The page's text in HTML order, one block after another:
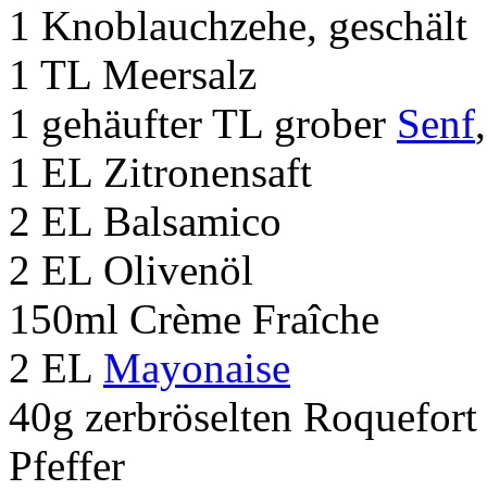
1 Knoblauchzehe, geschält
1 TL Meersalz
1 gehäufter TL grober Senf
1 EL Zitronensaft
2 EL Balsamico
2 EL Olivenöl
150ml Crème Fraîche
2 EL Mayonaise
40g zerbröselten Roquefort
Pfeffer